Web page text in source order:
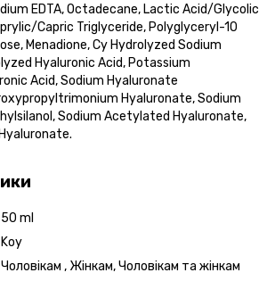
EDTA, Octadecane, Lactic Acid/Glycolic
Capric Triglyceride, Polyglyceryl-10
Menadione, Cy Hydrolyzed Sodium
Hyaluronic Acid, Potassium
Acid, Sodium Hyaluronate
Hyaluronate, Sodium
Sodium Acetylated Hyaluronate,
50 ml
Koy
Чоловікам , Жінкам, Чоловікам та жінкам